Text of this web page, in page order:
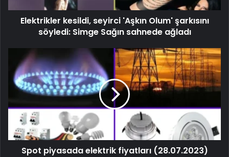
Elektrikler kesildi, seyirci 'Aşkın Olum' şarkısını
söyledi: Simge Sağın sahnede ağladı
Spot piyasada elektrik fiyatları (28.07.2023)